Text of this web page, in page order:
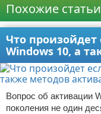
Похожие статьи
Что произойдет
Windows 10, а
Вопрос об активации
поколения не один